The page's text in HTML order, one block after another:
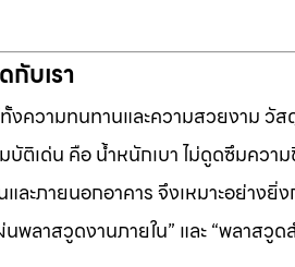
บเรา
ความทนทานและความสวยงาม วัส
ติเด่น คือ น้ำหนักเบา ไม่ดูดซึมควา
และภายนอกอาคาร จึงเหมาะอย่า
นพลาสวูดงานภายใน” และ “พลาสวู